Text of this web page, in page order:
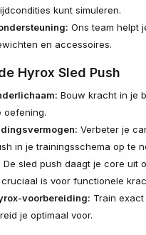
kunt simuleren.
Ons team helpt
en accessoires.
Hyrox Sled Push
Bouw kracht in je
oefening.
Verbeter je
in je trainingsschema op te
De sled push daagt je core uit
is voor functionele
voorbereiding: Train
je optimaal voor.